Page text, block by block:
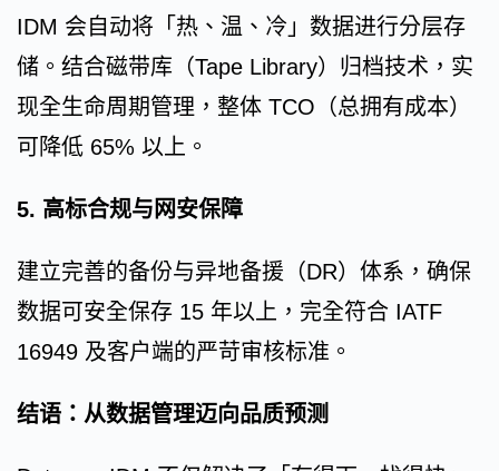
IDM 会自动将「热、温、冷」数据进行分层存
储。结合磁带库（Tape Library）归档技术，实
现全生命周期管理，整体 TCO（总拥有成本）
可降低 65% 以上。
5. 高标合规与网安保障
建立完善的备份与异地备援（DR）体系，确保
数据可安全保存 15 年以上，完全符合 IATF
16949 及客户端的严苛审核标准。
结语：从数据管理迈向品质预测